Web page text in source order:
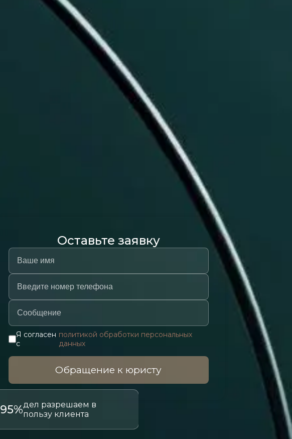
Оставьте заявку
Я согласен
с
политикой обработки персональных
данных
Обращение к юристу
95%дел разрешаем в
пользу клиента